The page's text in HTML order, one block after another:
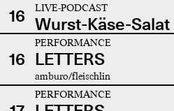
16 LIVE-PODCAST
Wurst-Käse-Salat
16
PERFORMANCE
LETTERS
amburo/fleischlin
PERFORMANCE